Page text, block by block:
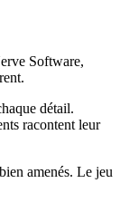
Software,
détail.
racontent leur
amenés. Le jeu